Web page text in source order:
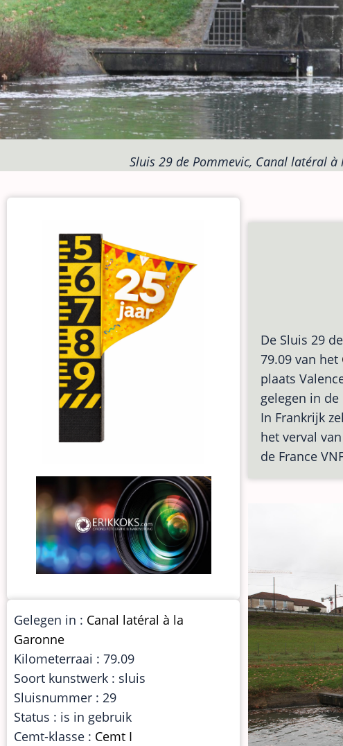
Sluis 29 de Pommevic, Canal latéral
De Sluis 29
79.09 van het
plaats
gelegen in de
In Frankrijk
het verval
de France
Gelegen in : Canal latéral à la
Garonne
Kilometerraai : 79.09
Soort kunstwerk : sluis
Sluisnummer : 29
Status : is in gebruik
Cemt-klasse : Cemt I